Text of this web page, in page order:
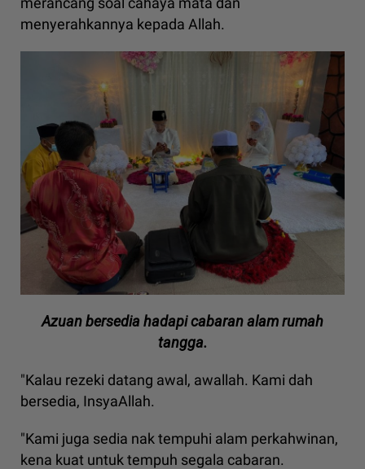
menyerahkannya kepada Allah.
Azuan bersedia hadapi cabaran alam rumah
tangga.
"Kalau rezeki datang awal, awallah. Kami dah
bersedia, InsyaAllah.
"Kami juga sedia nak tempuhi alam perkahwinan,
kena kuat untuk tempuh segala cabaran.